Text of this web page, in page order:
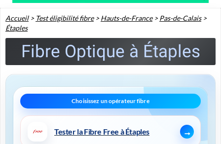
Accueil> Test éligibilité fibre>Hauts-de-France>Pas-de-Calais>
Étaples
Fibre Optique à Étaples
Tester la Fibre Free à Étaples